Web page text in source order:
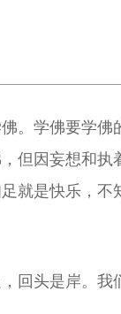
。学佛要学佛
但因妄想和执
就是快乐，不
回头是岸。